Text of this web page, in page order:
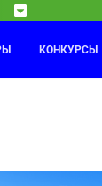
КОНКУРСЫ